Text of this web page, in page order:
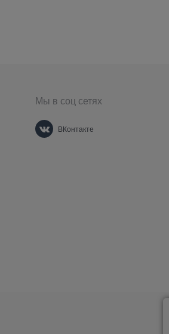
Мы в соц сетях
ВКонтакте